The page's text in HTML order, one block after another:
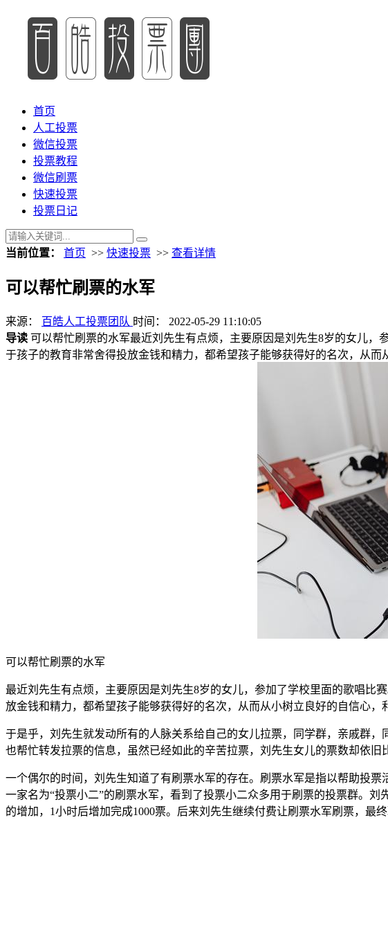
首页
人工投票
微信投票
投票教程
微信刷票
快速投票
投票日记
当前位置： 首页 >> 快速投票 >> 查看详情
可以帮忙刷票的水军
来源： 百皓人工投票团队 时间： 2022-05-29 11:10:05
导读 可以帮忙刷票的水军最近刘先生有点烦，主要原因是刘先生8岁的女儿
于孩子的教育非常舍得投放金钱和精力，都希望孩子能够获得好的名次，从而
可以帮忙刷票的水军
最近刘先生有点烦，主要原因是刘先生8岁的女儿，参加了学校里面的歌唱比
放金钱和精力，都希望孩子能够获得好的名次，从而从小树立良好的自信心，
于是乎，刘先生就发动所有的人脉关系给自己的女儿拉票，同学群，亲戚群
也帮忙转发拉票的信息，虽然已经如此的辛苦拉票，刘先生女儿的票数却依旧
一个偶尔的时间，刘先生知道了有刷票水军的存在。刷票水军是指以帮助投
一家名为“投票小二”的刷票水军，看到了投票小二众多用于刷票的投票群。
的增加，1小时后增加完成1000票。后来刘先生继续付费让刷票水军刷票，最